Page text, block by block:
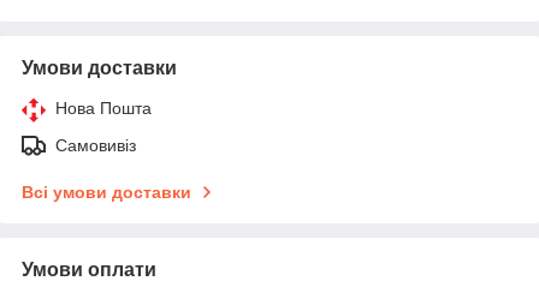
Умови доставки
Нова Пошта
Самовивіз
Всі умови доставки
Умови оплати